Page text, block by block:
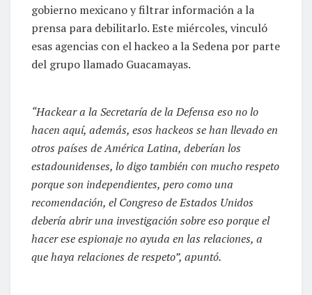
gobierno mexicano y filtrar información a la
prensa para debilitarlo. Este miércoles, vinculó
esas agencias con el hackeo a la Sedena por parte
del grupo llamado Guacamayas.
“Hackear a la Secretaría de la Defensa eso no lo
hacen aquí, además, esos hackeos se han llevado en
otros países de América Latina, deberían los
estadounidenses, lo digo también con mucho respeto
porque son independientes, pero como una
recomendación, el Congreso de Estados Unidos
debería abrir una investigación sobre eso porque el
hacer ese espionaje no ayuda en las relaciones, a
que haya relaciones de respeto”, apuntó.